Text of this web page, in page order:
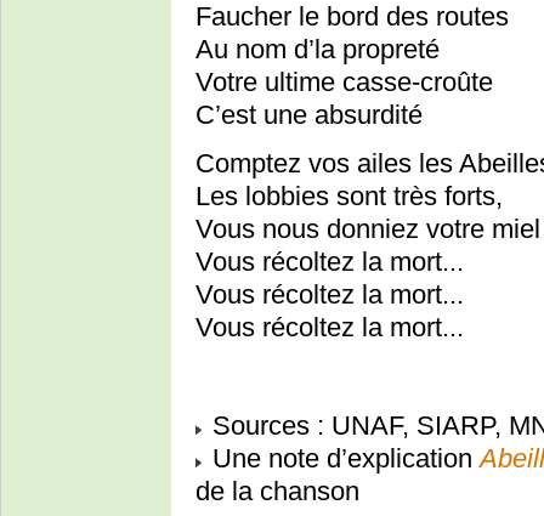
Faucher le bord des routes
Au nom d’la propreté
Votre ultime casse-croûte
C’est une absurdité
Comptez vos ailes les
Les lobbies sont très forts,
Vous nous donniez votre miel
Vous récoltez la mort...
Vous récoltez la mort...
Vous récoltez la mort...
Sources : UNAF, SIARP,
Une note d’explication
de la chanson